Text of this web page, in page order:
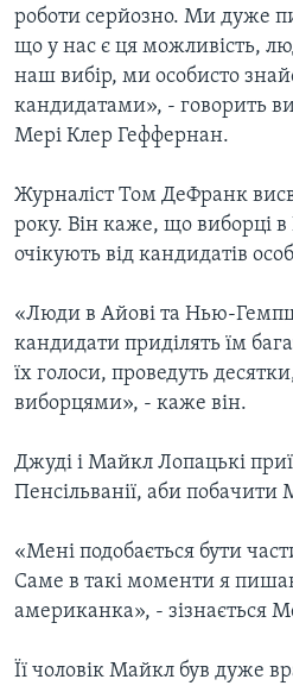
роботи серйозно. Ми дуже
що у нас є ця можливість,
наш вибір, ми особисто
кандидатами», - говорить
Мері Клер Геффернан.
Журналіст Том ДеФранк
року. Він каже, що виборці
очікують від кандидатів
«Люди в Айові та Нью-
кандидати приділять їм
їх голоси, проведуть
виборцями», - каже він.
Джуді і Майкл Лопацькі
Пенсільванії, аби побачити
«Мені подобається бути
Саме в такі моменти я
американка», - зізнається
Її чоловік Майкл був дуже